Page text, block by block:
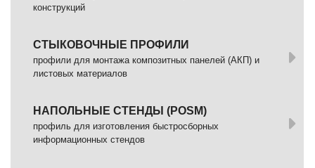
конструкций
СТЫКОВОЧНЫЕ ПРОФИЛИ
профили для монтажа композитных панелей (АКП) и
листовых материалов
НАПОЛЬНЫЕ СТЕНДЫ (POSM)
профиль для изготовления быстросборных
информационных стендов